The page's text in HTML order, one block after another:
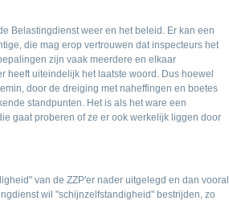
Belastingdienst weer en het beleid. Er kan een
die mag erop vertrouwen dat inspecteurs het
zijn vaak meerdere en elkaar
uiteindelijk het laatste woord. Dus hoewel
door de dreiging met naheffingen en boetes
standpunten. Het is als het ware een
gaat proberen of ze er ook werkelijk liggen door
van de ZZP'er nader uitgelegd en dan vooral
wil "schijnzelfstandigheid" bestrijden, zo